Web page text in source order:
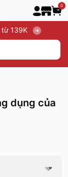
0
từ 139K
dụng của